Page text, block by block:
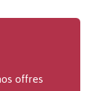
offres